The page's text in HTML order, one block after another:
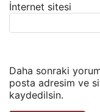
İnternet sitesi
Daha sonraki
posta adresim ve
kaydedilsin.